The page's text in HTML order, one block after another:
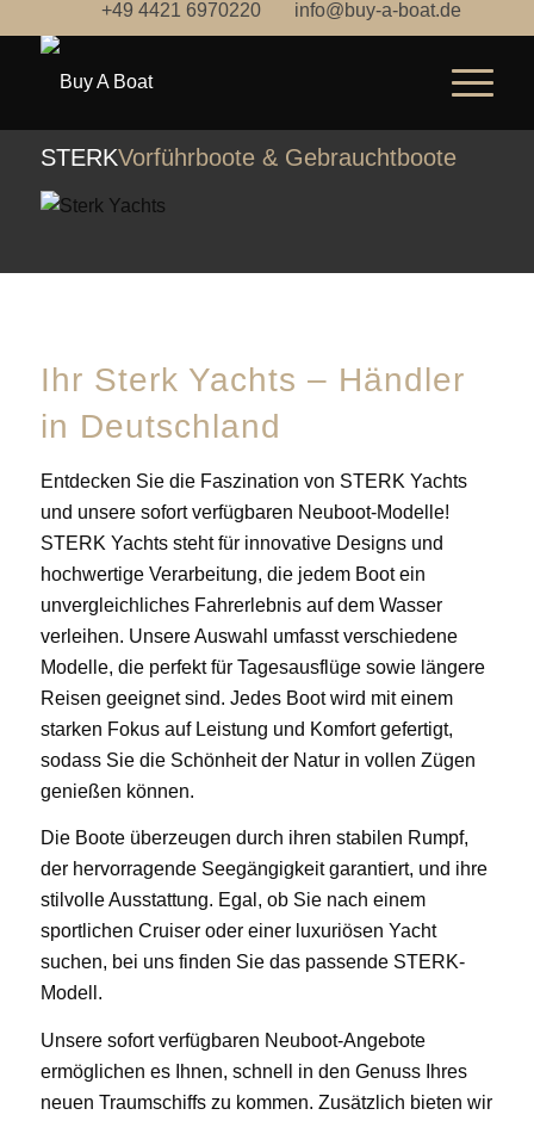
+49 4421 6970220 info@buy-a-boat.de
STERKVorführboote & Gebrauchtboote
Ihr Sterk Yachts – Händler
in Deutschland
Entdecken Sie die Faszination von STERK Yachts
und unsere sofort verfügbaren Neuboot-Modelle!
STERK Yachts steht für innovative Designs und
hochwertige Verarbeitung, die jedem Boot ein
unvergleichliches Fahrerlebnis auf dem Wasser
verleihen. Unsere Auswahl umfasst verschiedene
Modelle, die perfekt für Tagesausflüge sowie längere
Reisen geeignet sind. Jedes Boot wird mit einem
starken Fokus auf Leistung und Komfort gefertigt,
sodass Sie die Schönheit der Natur in vollen Zügen
genießen können.
Die Boote überzeugen durch ihren stabilen Rumpf,
der hervorragende Seegängigkeit garantiert, und ihre
stilvolle Ausstattung. Egal, ob Sie nach einem
sportlichen Cruiser oder einer luxuriösen Yacht
suchen, bei uns finden Sie das passende STERK-
Modell.
Unsere sofort verfügbaren Neuboot-Angebote
ermöglichen es Ihnen, schnell in den Genuss Ihres
neuen Traumschiffs zu kommen. Zusätzlich bieten wir